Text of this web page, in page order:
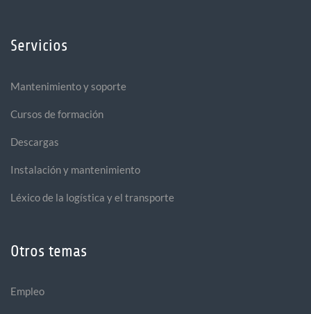
Servicios
Mantenimiento y soporte
Cursos de formación
Descargas
Instalación y mantenimiento
Léxico de la logística y el transporte
Otros temas
Empleo